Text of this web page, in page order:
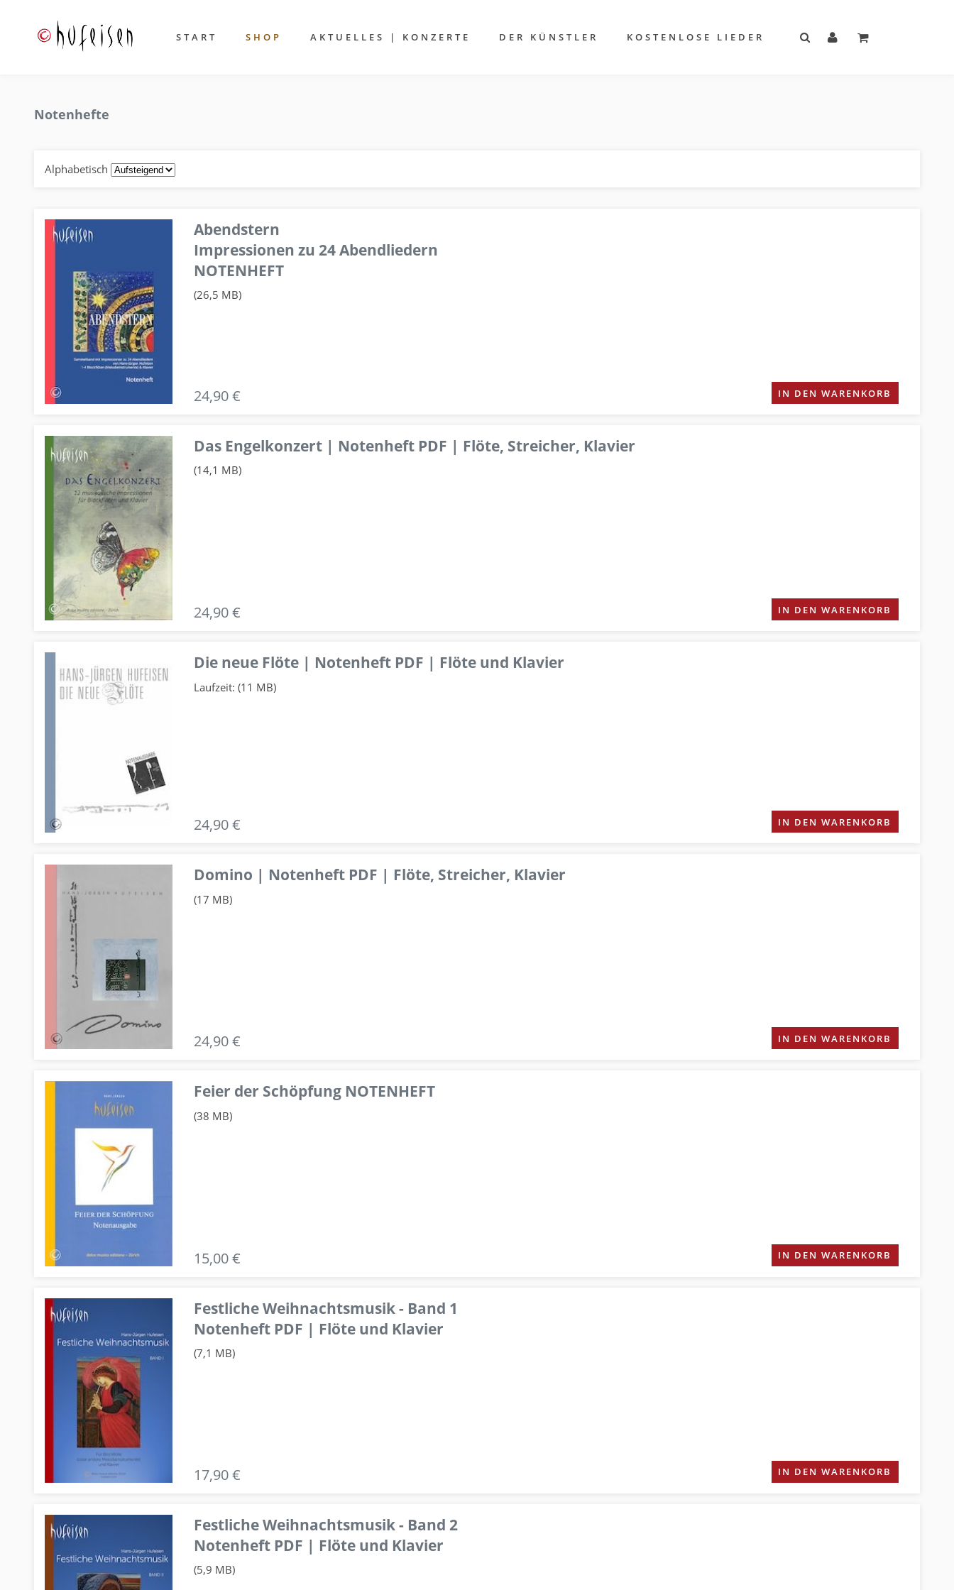
START SHOP AKTUELLES | KONZERTE DER KÜNSTLER KOSTENLOSE LIEDER
Notenhefte
Alphabetisch
Abendstern
Impressionen zu 24 Abendliedern
NOTENHEFT
(26,5 MB)
24,90 € IN DEN WARENKORB
Das Engelkonzert | Notenheft PDF | Flöte, Streicher, Klavier
(14,1 MB)
24,90 € IN DEN WARENKORB
Die neue Flöte | Notenheft PDF | Flöte und Klavier
Laufzeit: (11 MB)
24,90 € IN DEN WARENKORB
Domino | Notenheft PDF | Flöte, Streicher, Klavier
(17 MB)
24,90 € IN DEN WARENKORB
Feier der Schöpfung NOTENHEFT
(38 MB)
15,00 € IN DEN WARENKORB
Festliche Weihnachtsmusik - Band 1
Notenheft PDF | Flöte und Klavier
(7,1 MB)
17,90 € IN DEN WARENKORB
Festliche Weihnachtsmusik - Band 2
Notenheft PDF | Flöte und Klavier
(5,9 MB)